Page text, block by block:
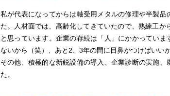
私が代表になってからは軸受用メタルの修理や半製
た。人材面では、高齢化してきていたので、熟練工
と思っています。企業の存続は「人」にかかってい
ないから（笑）、あと2、3年の間に目鼻がつけばいいか
その他、積極的な新鋭設備の導入、企業診断の実施
た。